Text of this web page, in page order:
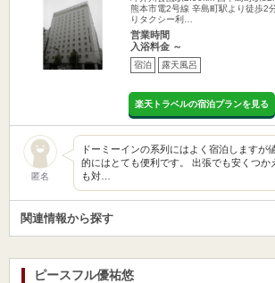
熊本市電2号線 辛島町駅より徒歩2
りタクシー利…
営業時間
入浴料金 ～
宿泊 露天風呂
楽天トラベルの宿泊プランを見る
匿名
ドーミーインの系列にはよく宿泊しますが
的にはとても便利です。 出張でも安くつか
も対…
関連情報から探す
ピースフル優祐悠